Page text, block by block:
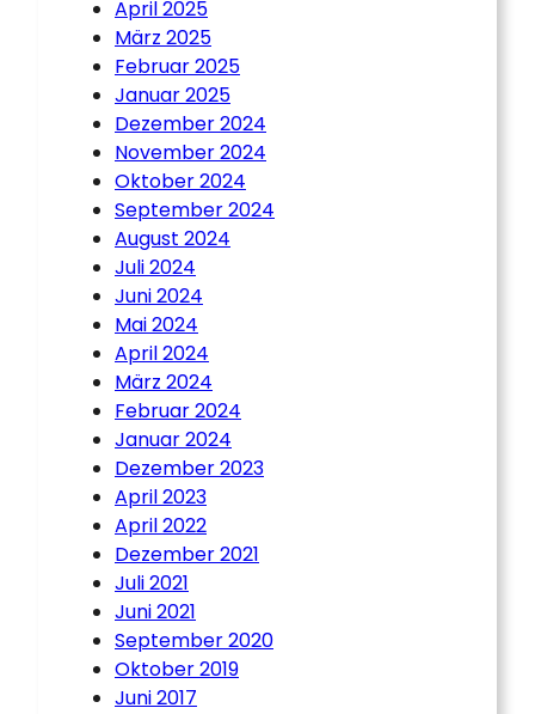
April 2025
März 2025
Februar 2025
Januar 2025
Dezember 2024
November 2024
Oktober 2024
September 2024
August 2024
Juli 2024
Juni 2024
Mai 2024
April 2024
März 2024
Februar 2024
Januar 2024
Dezember 2023
April 2023
April 2022
Dezember 2021
Juli 2021
Juni 2021
September 2020
Oktober 2019
Juni 2017